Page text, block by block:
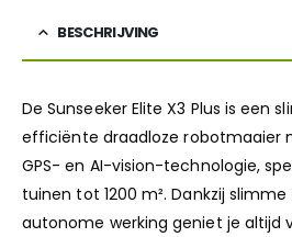
BESCHRIJVING
De Sunseeker Elite X3 Plus is een
efficiënte draadloze robotmaaier
GPS- en AI-vision-technologie,
tuinen tot 1200 m². Dankzij
autonome werking geniet je altijd